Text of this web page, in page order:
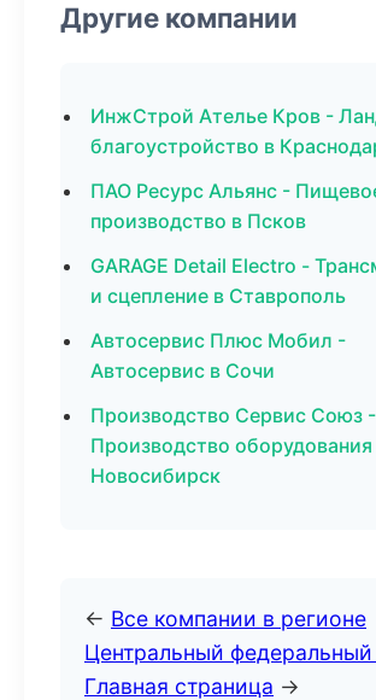
Другие компании
ИнжСтрой Ателье Кров -
благоустройство в
ПАО Ресурс Альянс -
производство в Псков
GARAGE Detail Electro -
и сцепление в Ставрополь
Автосервис Плюс Мобил -
Автосервис в Сочи
Производство Сервис Союз -
Производство оборудования
Новосибирск
← Все компании в регионе
Центральный федеральный
Главная страница →